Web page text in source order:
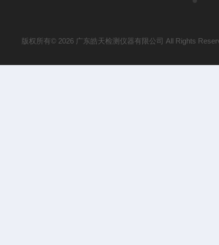
版权所有© 2026 广东皓天检测仪器有限公司 All Rights